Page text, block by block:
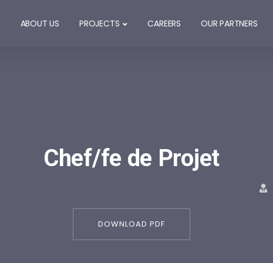
ABOUT US PROJECTS CAREERS OUR PARTNERS
Chef/fe de Projet
DOWNLOAD PDF